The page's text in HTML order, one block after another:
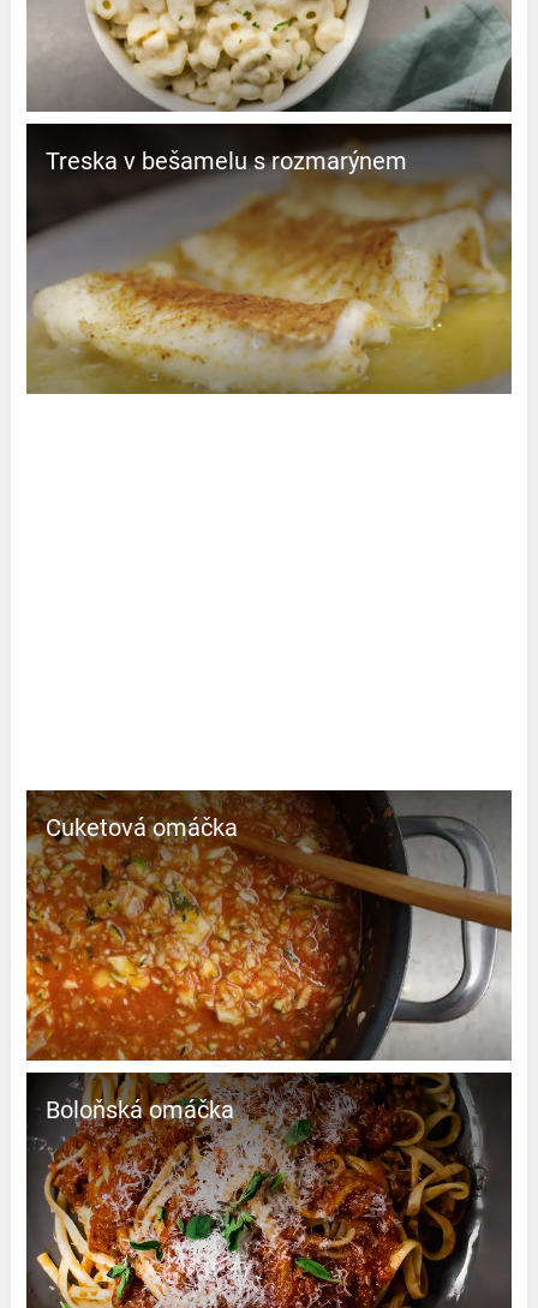
Treska v bešamelu s rozmarýnem
Cuketová omáčka
Boloňská omáčka